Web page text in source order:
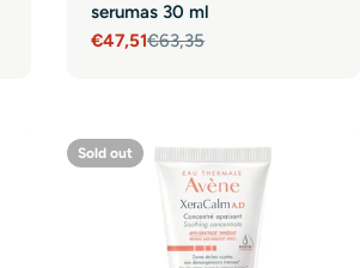
serumas 30 ml
Sale
€47,51
Regular€63,35
Sold out